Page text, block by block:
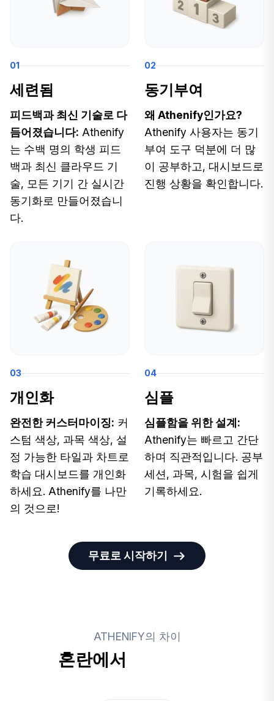
01
세련됨
피드백과 최신 기술로 다
듬어졌습니다: Athenify
는 수백 명의 학생 피드
백과 최신 클라우드 기
술, 모든 기기 간 실시간
동기화로 만들어졌습니
다.
02
동기부여
왜 Athenify인가요?
Athenify 사용자는 동기
부여 도구 덕분에 더 많
이 공부하고, 대시보드로
진행 상황을 확인합니다.
03
개인화
완전한 커스터마이징: 커
스텀 색상, 과목 색상, 설
정 가능한 타일과 차트로
학습 대시보드를 개인화
하세요. Athenify를 나만
의 것으로!
04
심플
심플함을 위한 설계:
Athenify는 빠르고 간단
하며 직관적입니다. 공부
세션, 과목, 시험을 쉽게
기록하세요.
무료로 시작하기
ATHENIFY의 차이
혼란에서